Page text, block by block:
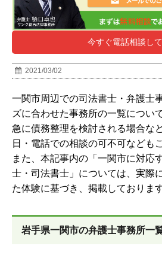
今すぐ電話相談し
2021/03/02
一関市周辺での司法書士・弁護士
ズに合わせた事務所の一覧につい
急に債務整理を検討される場合な
日・電話での相談の可不可なども
また、本記事内の「一関市に対応
士・司法書士」については、実際
た体験に基づき、掲載しております
岩手県一関市の弁護士事務所一